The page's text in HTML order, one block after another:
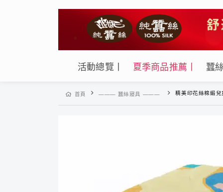
活動總覽丨 夏季商品推薦丨 蠶
首頁 ——— 蠶絲寢具 ——— 精美印花絲棉緞兒童雙面花色